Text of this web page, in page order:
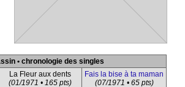
• chronologie des singles
La Fleur aux dents
(01/1971 • 165 pts)
Fais la bise à ta maman
(07/1971 • 65 pts)